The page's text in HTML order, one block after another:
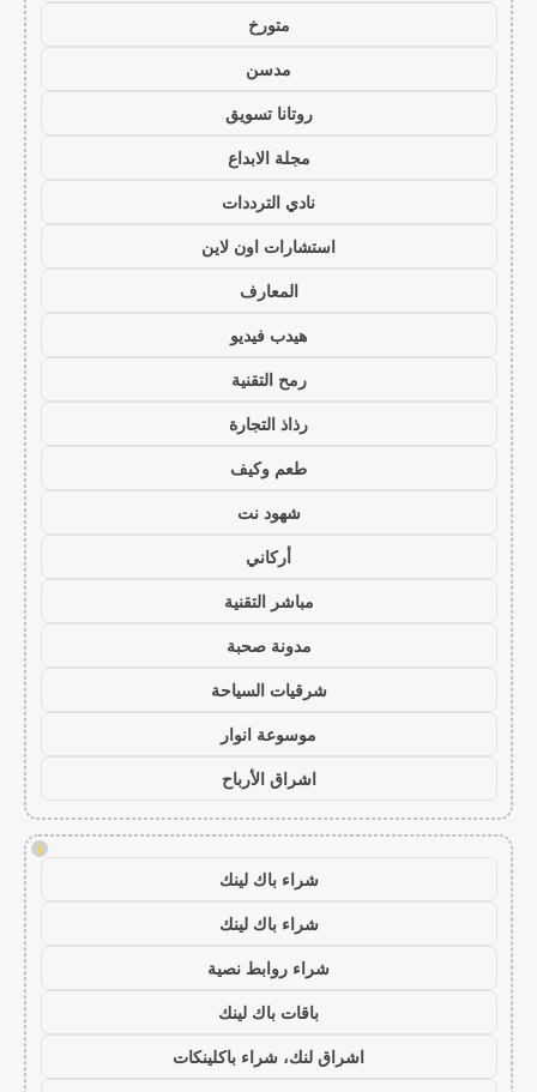
متورخ
مدسن
روتانا تسويق
مجلة الابداع
نادي الترددات
استشارات اون لاين
المعارف
هيدب فيديو
رمح التقنية
رذاذ التجارة
طعم وكيف
شهود نت
أركاني
مباشر التقنية
مدونة صحبة
شرقيات السياحة
موسوعة انوار
اشراق الأرباح
!
شراء باك لينك
شراء باك لينك
شراء روابط نصية
باقات باك لينك
اشراق لنك، شراء باكلينكات